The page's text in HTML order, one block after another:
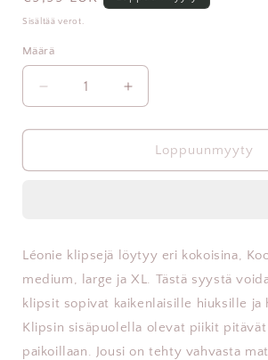
Sisältää verot.
Määrä
Vähennä
tuotteen
Léonie
Omenan
Lisää
tuotteen
Léonie
Hiusklipsi
Omenan
Loppuunmyyty
Léonie klipsejä löytyy eri kokoisina,
medium, large ja XL. Tästä syystä
klipsit sopivat kaikenlaisille hiuksille ja
Klipsin sisäpuolella olevat piikit
paikoillaan. Jousi on tehty vahvasta